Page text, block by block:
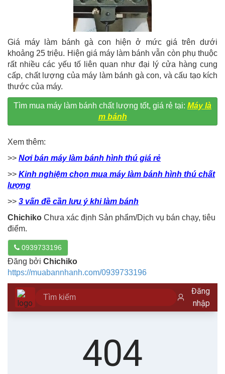
Giá máy làm bánh gà con hiện ở mức giá trên dưới
khoảng 25 triệu. Hiện giá máy làm bánh vẫn còn phụ thuộc
rất nhiều các yếu tố liên quan như đại lý cửa hàng cung
cấp, chất lượng của máy làm bánh gà con, và cấu tạo kích
thước của máy.
Tìm mua máy làm bánh chất lượng tốt, giá rẻ tại: Máy là
m bánh
Xem thêm:
>> Nơi bán máy làm bánh hình thú giá rẻ
>> Kinh nghiệm chọn mua máy làm bánh hình thú chất
lượng
>> 3 vấn đề cần lưu ý khi làm bánh
Chichiko Chưa xác định Sản phẩm/Dịch vụ bán chạy, tiêu
điểm.
0939733196
Đăng bởi Chichiko
https://muabannhanh.com/0939733196